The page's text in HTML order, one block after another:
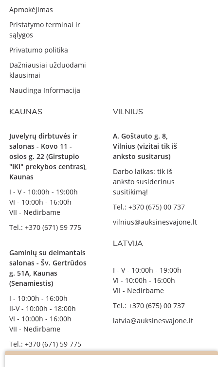
Apmokėjimas
Pristatymo terminai ir
sąlygos
Privatumo politika
Dažniausiai užduodami
klausimai
Naudinga Informacija
KAUNAS
Juvelyrų dirbtuvės ir
salonas - Kovo 11 -
osios g. 22 (Girstupio
"IKI" prekybos centras),
Kaunas
I - V - 10:00h - 19:00h
VI - 10:00h - 16:00h
VII - Nedirbame
Tel.: +370 (671) 59 775
Gaminių su deimantais
salonas - Šv. Gertrūdos
g. 51A, Kaunas
(Senamiestis)
I - 10:00h - 16:00h
II-V - 10:00h - 18:00h
VI - 10:00h - 16:00h
VII - Nedirbame
Tel.: +370 (671) 59 775
VILNIUS
A. Goštauto g. 8,
Vilnius (vizitai tik iš
anksto susitarus)
Darbo laikas: tik iš
anksto susiderinus
susitikimą!
Tel.: +370 (675) 00 737
vilnius@auksinesvajone.lt
LATVIJA
I - V - 10:00h - 19:00h
VI - 10:00h - 16:00h
VII - Nedirbame
Tel.: +370 (675) 00 737
latvia@auksinesvajone.lt